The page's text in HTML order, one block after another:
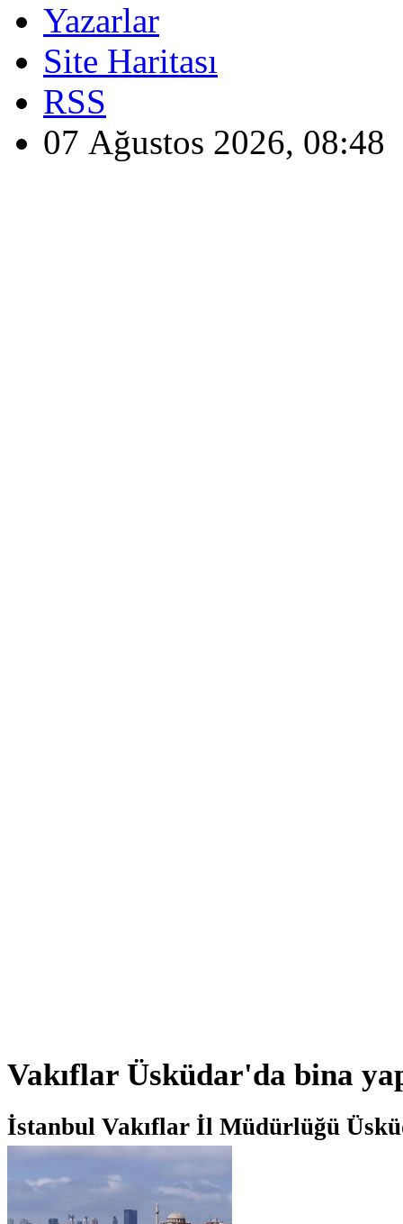
Yazarlar
Site Haritası
RSS
07 Ağustos 2026, 08:48
Vakıflar Üsküdar'da bina
İstanbul Vakıflar İl Müdürlüğü